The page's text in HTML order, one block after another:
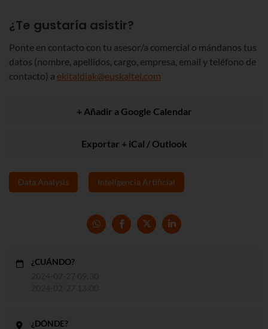
¿Te gustaría asistir?
Ponte en contacto con tu asesor/a comercial o mándanos tus
datos (nombre, apellidos, cargo, empresa, email y teléfono de
contacto) a ekitaldiak@euskaltel.com
+ Añadir a Google Calendar
Exportar + iCal / Outlook
Data Analysis Inteligencia Artificial
¿CUÁNDO?
¿DÓNDE?